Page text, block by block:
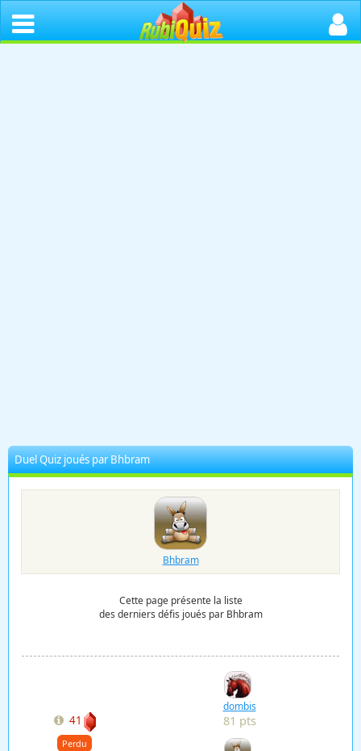
Duel Quiz joués par Bhbram
Bhbram
Cette page présente la liste
des derniers défis joués par Bhbram
41
Perdu
dombis
81 pts